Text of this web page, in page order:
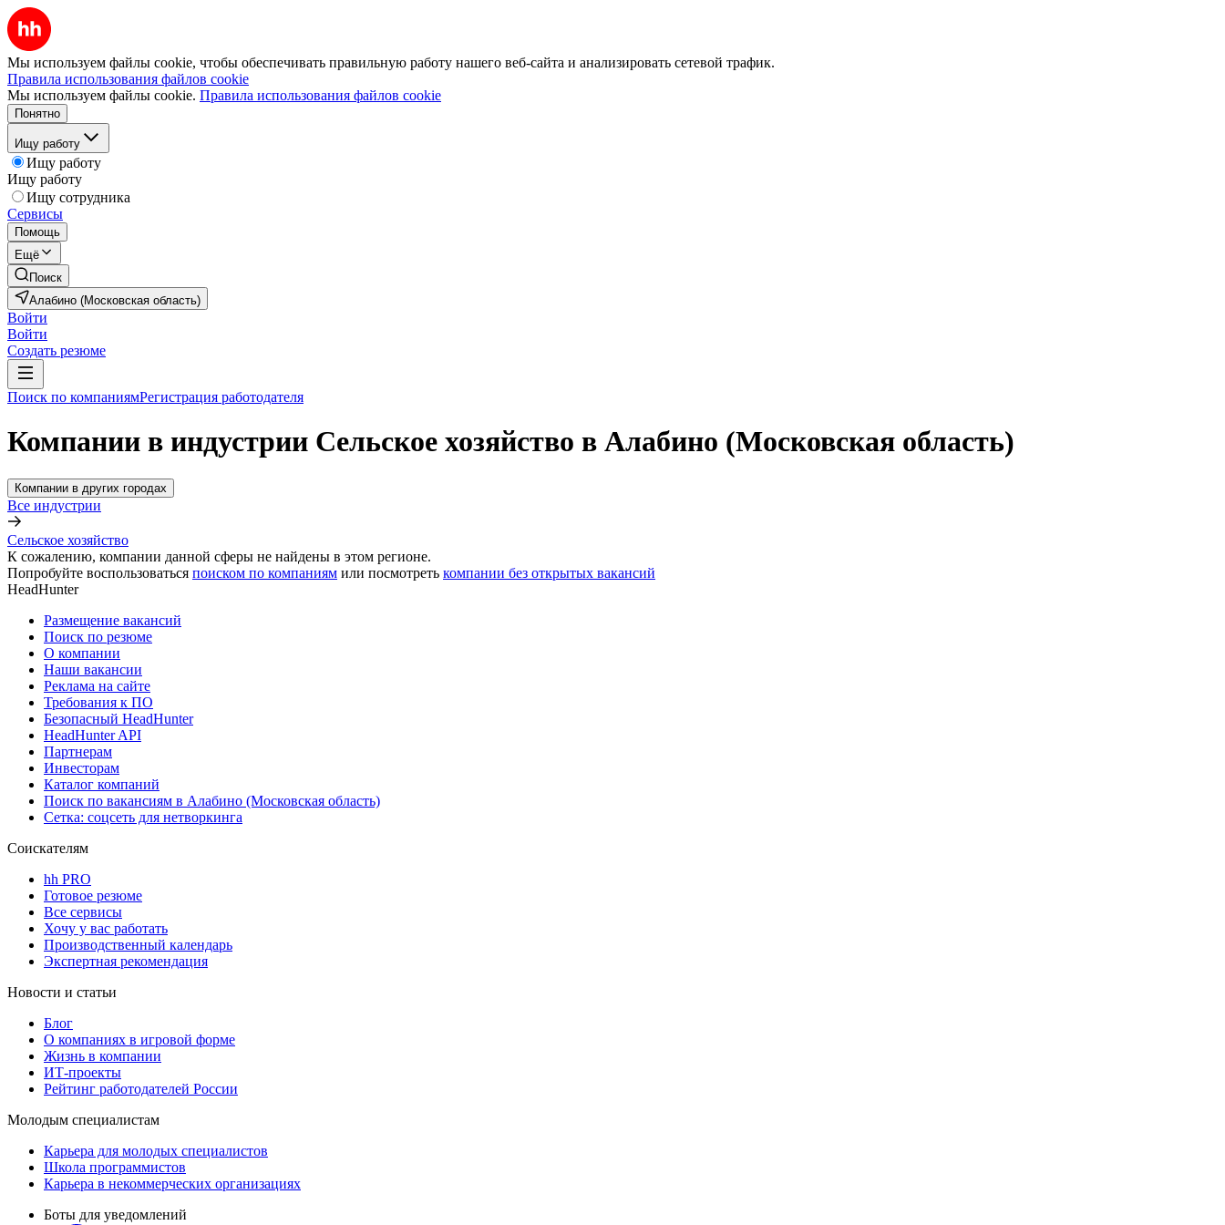
Мы используем файлы cookie, чтобы обеспечивать правильную работу нашего веб-сайта и анализировать сетевой трафик.
Правила использования файлов cookie
Мы используем файлы cookie. Правила использования файлов cookie
Понятно
Ищу работу
Ищу работу
Ищу работу
Ищу сотрудника
Сервисы
Помощь
Ещё
Поиск
Алабино (Московская область)
Войти
Войти
Создать резюме
Поиск по компаниямРегистрация работодателя
Компании в индустрии Сельское хозяйство в Алабино (Московская область)
Компании в других городах
Все индустрии
Сельское хозяйство
К сожалению, компании данной сферы не найдены в этом регионе.
Попробуйте воспользоваться поиском по компаниям или посмотреть компании без открытых вакансий
HeadHunter
Размещение вакансий
Поиск по резюме
О компании
Наши вакансии
Реклама на сайте
Требования к ПО
Безопасный HeadHunter
HeadHunter API
Партнерам
Инвесторам
Каталог компаний
Поиск по вакансиям в Алабино (Московская область)
Сетка: соцсеть для нетворкинга
Соискателям
hh PRO
Готовое резюме
Все сервисы
Хочу у вас работать
Производственный календарь
Экспертная рекомендация
Новости и статьи
Блог
О компаниях в игровой форме
Жизнь в компании
ИТ-проекты
Рейтинг работодателей России
Молодым специалистам
Карьера для молодых специалистов
Школа программистов
Карьера в некоммерческих организациях
Боты для уведомлений